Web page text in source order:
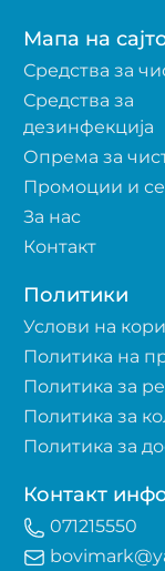
Мапа на
Средства за
Средства за
дезинфекција
Опрема за
Промоции и
За нас
Контакт
Политики
Услови на
Политика на
Политика за
Политика за
Политика за
Контакт
071215550